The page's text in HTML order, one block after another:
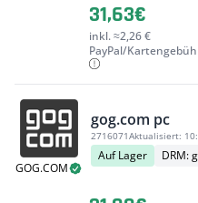
31,63€
inkl. ≈2,26 €
PayPal/
GOG.COM
gog.com pc
2716071Aktualisiert:
Auf Lager DRM: